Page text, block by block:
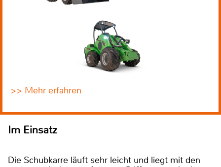
>> Mehr erfahren
Im Einsatz
Die Schubkarre läuft sehr leicht und liegt mit den